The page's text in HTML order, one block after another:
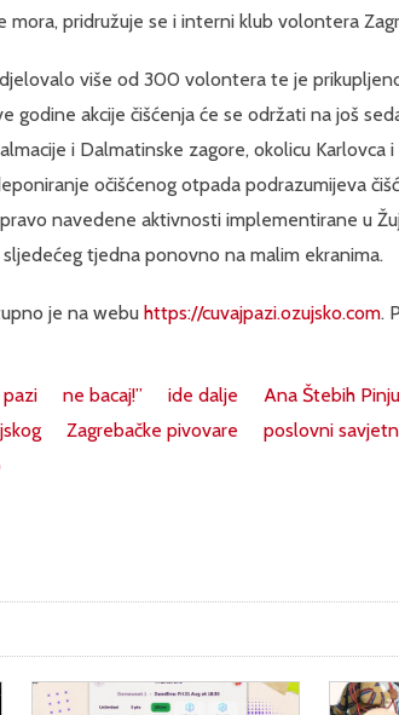
mora, pridružuje se i interni klub volontera
više od 300 volontera te je
godine akcije čišćenja će se održati na još
i Dalmatinske zagore, okolicu Karlovca
očišćenog otpada podrazumijeva
navedene aktivnosti implementirane u
tjedna ponovno na malim ekranima.
je na webu https://cuvajpazi.ozujsko.com.
pazi ne bacaj!” ide dalje Ana Štebih
Zagrebačke pivovare
poslovni